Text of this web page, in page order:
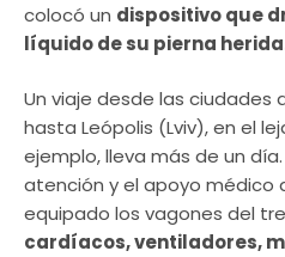
colocó un dispositivo que
líquido de su pierna
Un viaje desde las ciudades
hasta Leópolis (Lviv), en el
ejemplo, lleva más de un
atención y el apoyo médico
equipado los vagones del
cardíacos, ventiladores,